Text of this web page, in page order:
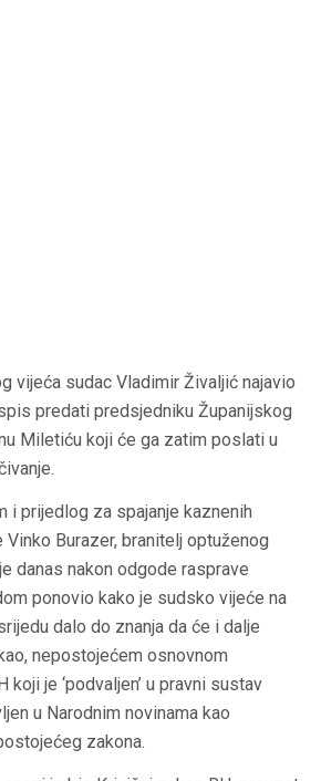
vijeća sudac Vladimir Živaljić najavio
predati predsjedniku Županijskog
Miletiću koji će ga zatim poslati u
i prijedlog za spajanje kaznenih
Burazer, branitelj optuženog
danas nakon odgode rasprave
ponovio kako je sudsko vijeće na
dalo do znanja da će i dalje
nepostojećem osnovnom
koji je ‘podvaljen’ u pravni sustav
u Narodnim novinama kao
zakona.